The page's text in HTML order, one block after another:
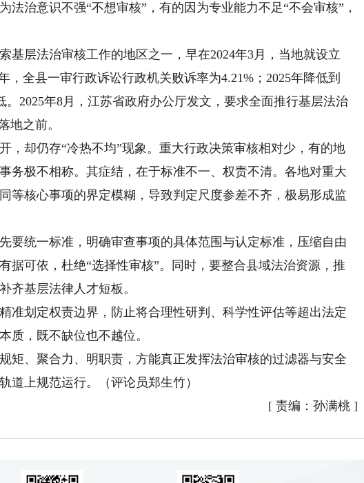
法治意识不强“不想审核”，有的因为专业能力不足“不会审核”，
层法治审核工作的地区之一，早在2024年3月，当地就设立
，全县一审行政诉讼行政机关败诉率为4.21%；2025年降低到
。2025年8月，江苏省政府办公厅发文，要求全面推行基层法治
地之前。
却仍存“冷热不均”现象。重大行政决策审核相对少，有的地
务极不相称。其症结，在于标准不一、权责不清。各地对重大
等核心事项的界定模糊，导致判定尺度参差不齐，极易形成监
统一标准，明确审查事项的具体范围与认定标准，压缩自由
据可依，杜绝“选择性审核”。同时，要整合县域法治资源，推
齐基层法律人才短板。
划定权责边界，防止将合理性研判、科学性评估等超出法定
质，既不缺位也不越位。
、聚合力、明职责，方能真正发挥法治审核的过滤器与安全
道上规范运行。（评论员郑生竹）
[ 责编：孙满桃 ]